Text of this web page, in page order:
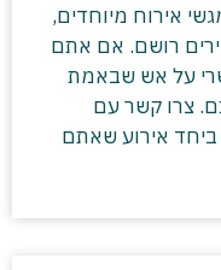
אירוח מיוחדים,
רושם. אם אתם
על אש שבאמת
צרו קשר עם
ביחד אירוע שאתם